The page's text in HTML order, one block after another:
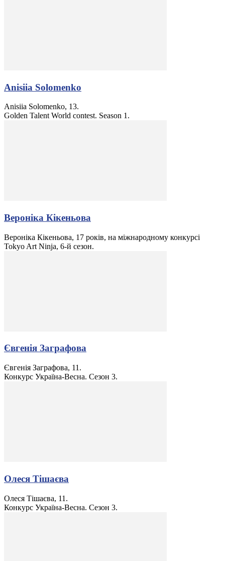
Anisiia Solomenko
Anisiia Solomenko, 13.
Golden Talent World contest. Season 1.
Вероніка Кікеньова
Вероніка Кікеньова, 17 років, на міжнародному конкурсі
Tokyo Art Ninja, 6-й сезон.
Євгенія Заграфова
Євгенія Заграфова, 11.
Конкурс Україна-Весна. Сезон 3.
Олеся Тішаєва
Олеся Тішаєва, 11.
Конкурс Україна-Весна. Сезон 3.